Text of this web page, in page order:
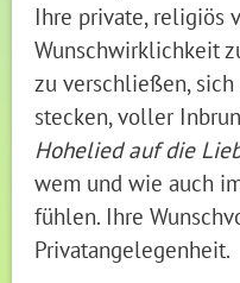
Ihre private, religiös
Wunschwirklichkeit
zu verschließen,
stecken, voller
Hohelied auf die
wem und wie auch
fühlen. Ihre
Privatangelegenheit.